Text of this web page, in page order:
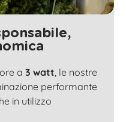
a 3 watt, le nostre
performante
in utilizzo